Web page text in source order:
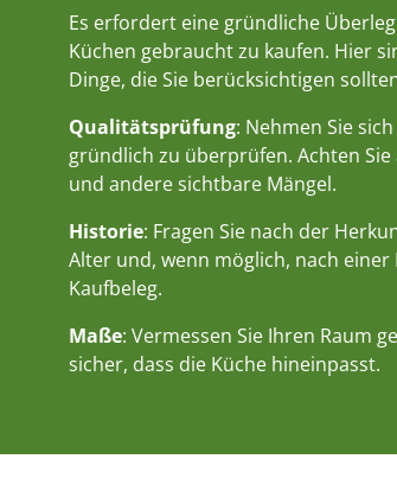
Es erfordert eine gründliche
Küchen gebraucht zu kaufen. Hier
Dinge, die Sie berücksichtigen
Qualitätsprüfung: Nehmen Sie
gründlich zu überprüfen. Achten
und andere sichtbare Mängel.
Historie: Fragen Sie nach der
Alter und, wenn möglich, nach
Kaufbeleg.
Maße: Vermessen Sie Ihren Raum
sicher, dass die Küche hineinpasst.